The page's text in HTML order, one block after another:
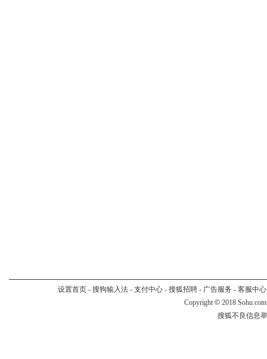
设置首页- 搜狗输入法- 支付中心- 搜狐招聘- 广告服务 - 客服中心
Copyright © 2018
搜狐不良信息